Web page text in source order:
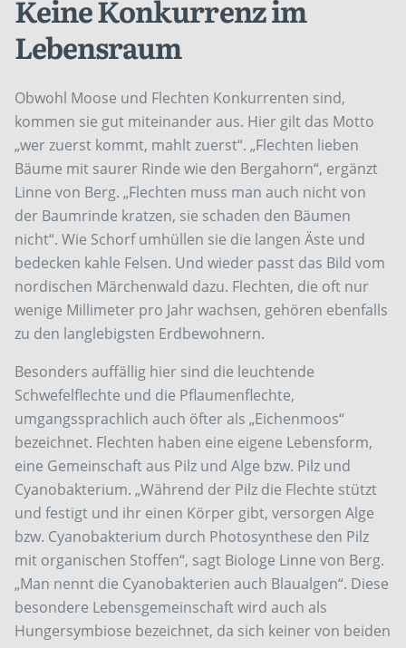
Keine Konkurrenz im
Lebensraum
Obwohl Moose und Flechten Konkurrenten sind,
kommen sie gut miteinander aus. Hier gilt das Motto
„wer zuerst kommt, mahlt zuerst“. „Flechten lieben
Bäume mit saurer Rinde wie den Bergahorn“, ergänzt
Linne von Berg. „Flechten muss man auch nicht von
der Baumrinde kratzen, sie schaden den Bäumen
nicht“. Wie Schorf umhüllen sie die langen Äste und
bedecken kahle Felsen. Und wieder passt das Bild vom
nordischen Märchenwald dazu. Flechten, die oft nur
wenige Millimeter pro Jahr wachsen, gehören ebenfalls
zu den langlebigsten Erdbewohnern.
Besonders auffällig hier sind die leuchtende
Schwefelflechte und die Pflaumenflechte,
umgangssprachlich auch öfter als „Eichenmoos“
bezeichnet. Flechten haben eine eigene Lebensform,
eine Gemeinschaft aus Pilz und Alge bzw. Pilz und
Cyanobakterium. „Während der Pilz die Flechte stützt
und festigt und ihr einen Körper gibt, versorgen Alge
bzw. Cyanobakterium durch Photosynthese den Pilz
mit organischen Stoffen“, sagt Biologe Linne von Berg.
„Man nennt die Cyanobakterien auch Blaualgen“. Diese
besondere Lebensgemeinschaft wird auch als
Hungersymbiose bezeichnet, da sich keiner von beiden